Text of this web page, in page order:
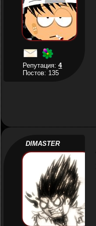
Репутация:4
Постов: 135
DIMASTER